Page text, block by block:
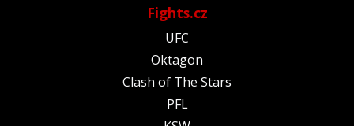
Fights.cz
UFC
Oktagon
Clash of The Stars
PFL